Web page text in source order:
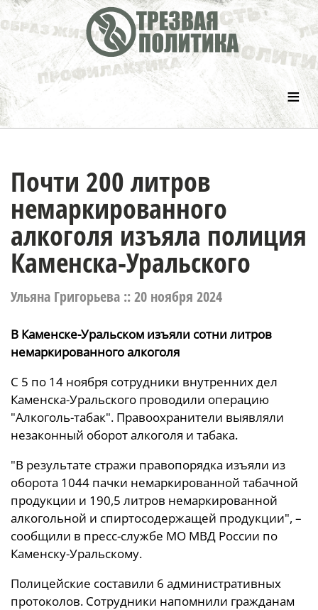
≡
Почти 200 литров
немаркированного
алкоголя изъяла полиция
Каменска-Уральского
Ульяна Григорьева ::20 ноября 2024
В Каменске-Уральском изъяли сотни литров
немаркированного алкоголя
С 5 по 14 ноября сотрудники внутренних дел
Каменска-Уральского проводили операцию
"Алкоголь-табак". Правоохранители выявляли
незаконный оборот алкоголя и табака.
"В результате стражи правопорядка изъяли из
оборота 1044 пачки немаркированной табачной
продукции и 190,5 литров немаркированной
алкогольной и спиртосодержащей продукции", –
сообщили в пресс-службе МО МВД России по
Каменску-Уральскому.
Полицейские составили 6 административных
протоколов. Сотрудники напомнили гражданам